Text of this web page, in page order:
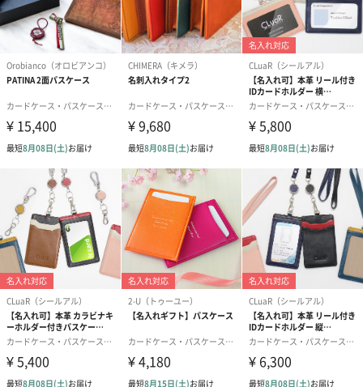
ケイシイズ」の想いがこもった革製品をぜひ、贈り物にいかがで
しょうか。
商品詳細情報
本体サイズ
縦10cm×横15cm×奥行き2cm
パケージ外装
直方体紙箱入り
パケージ外装
サイズ
縦10.5cm×横14cm×奥行き4.5cm
パケージ全体
重量
120g
原材料
レザー・牛革・カウハイド
原産国(製造
国)
日本